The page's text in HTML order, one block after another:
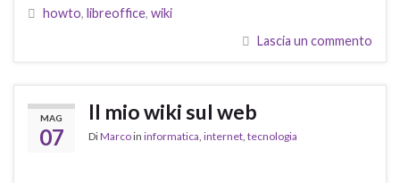
howto, libreoffice, wiki
Lascia un commento
MAG
07
Il mio wiki sul web
DiMarcoin informatica internet tecnologia